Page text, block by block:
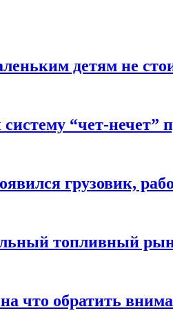
детям не
“чет-нечет”
грузовик,
топливный
что обратить